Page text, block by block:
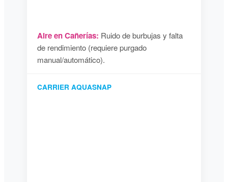
Aire en Cañerías: Ruido de burbujas y falta
de rendimiento (requiere purgado
manual/automático).
CARRIER AQUASNAP